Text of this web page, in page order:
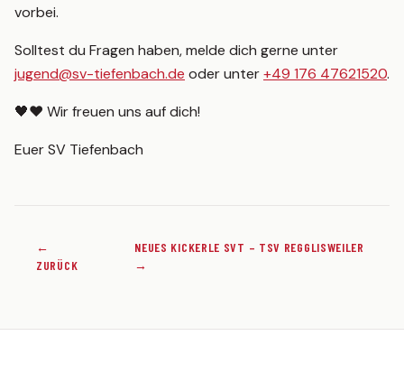
vorbei.
Solltest du Fragen haben, melde dich gerne unter
jugend@sv-tiefenbach.de oder unter+49 176 47621520.
🖤❤️ Wir freuen uns auf dich!
Euer SV Tiefenbach
←
ZURÜCK
NEUES KICKERLE SVT – TSV REGGLISWEILER
→